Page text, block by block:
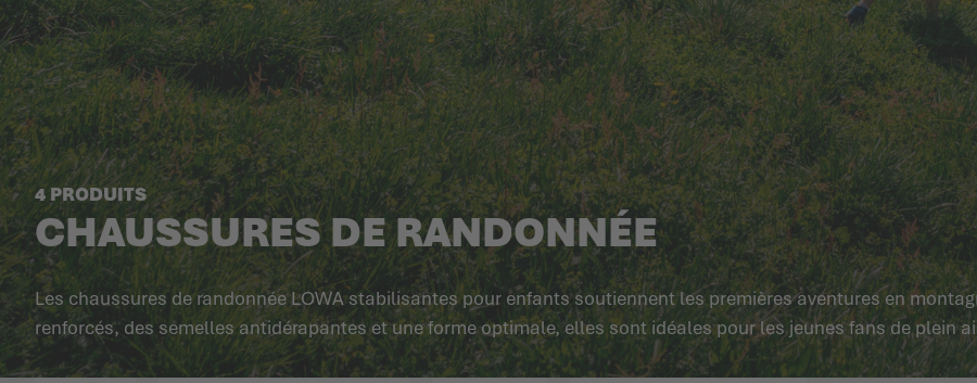
CHAUSSURES DE RANDONNÉE
4 PRODUITS
Les chaussures de randonnée LOWA stabilisantes pour enfants soutiennent les premières aventures en
renforcés, des semelles antidérapantes et une forme optimale, elles sont idéales pour les jeunes fans de plein